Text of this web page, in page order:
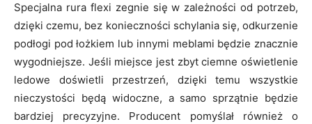
Specjalna rura flexi zegnie się w zależności od potrzeb,
dzięki czemu, bez konieczności schylania się, odkurzenie
podłogi pod łożkiem lub innymi meblami będzie znacznie
wygodniejsze. Jeśli miejsce jest zbyt ciemne oświetlenie
ledowe doświetli przestrzeń, dzięki temu wszystkie
nieczystości będą widoczne, a samo sprzątnie będzie
bardziej precyzyjne. Producent pomyślał również o